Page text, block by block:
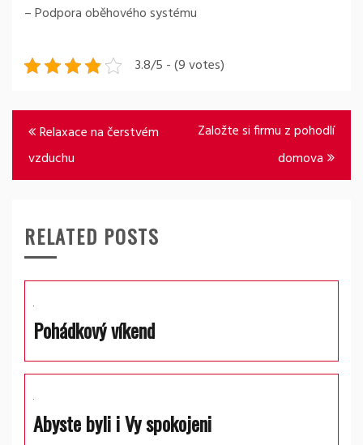
– Podpora oběhového systému
3.8/5 - (9 votes)
Navigace
pro
příspěvek
Relaxace na čerstvém
vzduchu
Založte si firmu z pohodlí
domova
RELATED POSTS
Pohádkový víkend
Abyste byli i Vy spokojeni